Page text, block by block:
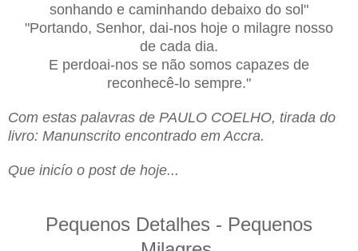
sonhando e caminhando debaixo do sol"
"Portando, Senhor, dai-nos hoje o milagre nosso
de cada dia.
E perdoai-nos se não somos capazes de
reconhecê-lo sempre."
Com estas palavras de PAULO COELHO, tirada do
livro: Manunscrito encontrado em Accra.
Que inicío o post de hoje...
Pequenos Detalhes - Pequenos